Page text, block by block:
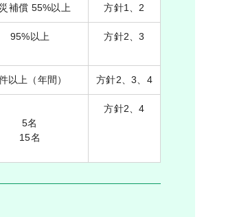
補償 55%以上 方針1、2
95%以上 方針2、3
以上（年間） 方針2、3、4
5名
15名
方針2、4